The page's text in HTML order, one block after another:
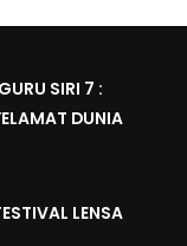
SIRI 7 :
DUNIA
LENSA